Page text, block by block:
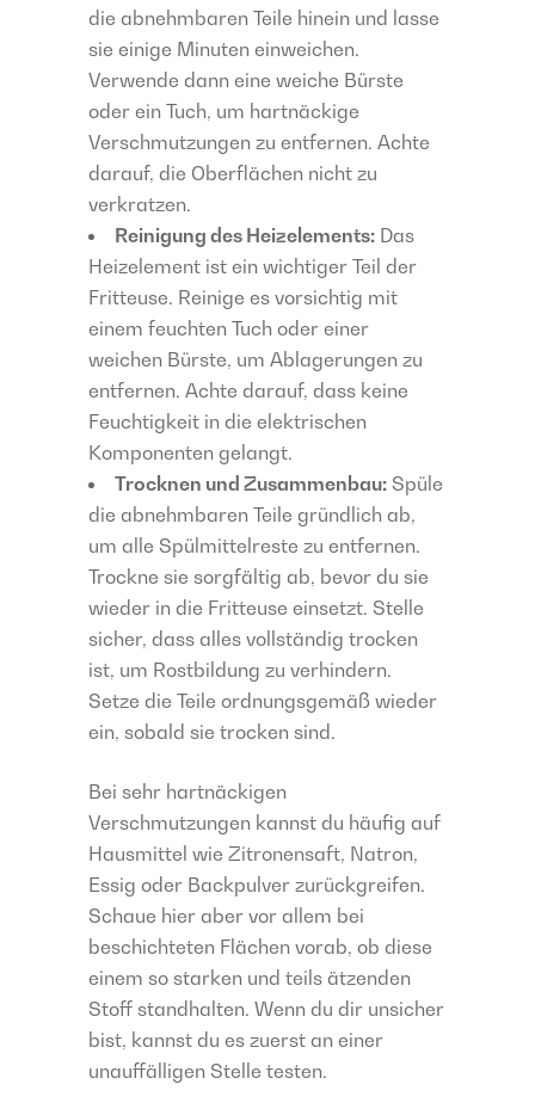
die abnehmbaren Teile hinein und lasse
sie einige Minuten einweichen.
Verwende dann eine weiche Bürste
oder ein Tuch, um hartnäckige
Verschmutzungen zu entfernen. Achte
darauf, die Oberflächen nicht zu
verkratzen.
Reinigung des Heizelements: Das
Heizelement ist ein wichtiger Teil der
Fritteuse. Reinige es vorsichtig mit
einem feuchten Tuch oder einer
weichen Bürste, um Ablagerungen zu
entfernen. Achte darauf, dass keine
Feuchtigkeit in die elektrischen
Komponenten gelangt.
Trocknen und Zusammenbau: Spüle
die abnehmbaren Teile gründlich ab,
um alle Spülmittelreste zu entfernen.
Trockne sie sorgfältig ab, bevor du sie
wieder in die Fritteuse einsetzt. Stelle
sicher, dass alles vollständig trocken
ist, um Rostbildung zu verhindern.
Setze die Teile ordnungsgemäß wieder
ein, sobald sie trocken sind.
Bei sehr hartnäckigen
Verschmutzungen kannst du häufig auf
Hausmittel wie Zitronensaft, Natron,
Essig oder Backpulver zurückgreifen.
Schaue hier aber vor allem bei
beschichteten Flächen vorab, ob diese
einem so starken und teils ätzenden
Stoff standhalten. Wenn du dir unsicher
bist, kannst du es zuerst an einer
unauffälligen Stelle testen.